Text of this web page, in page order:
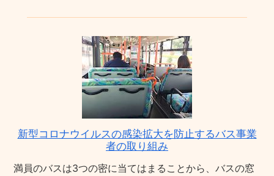
新型コロナウイルスの感染拡大を防止するバス事業
者の取り組み
満員のバスは3つの密に当てはまることから、バスの窓